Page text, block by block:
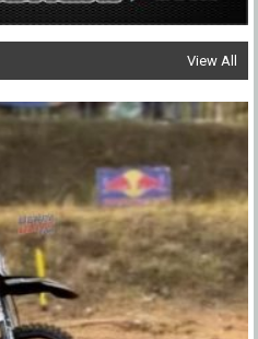
View All